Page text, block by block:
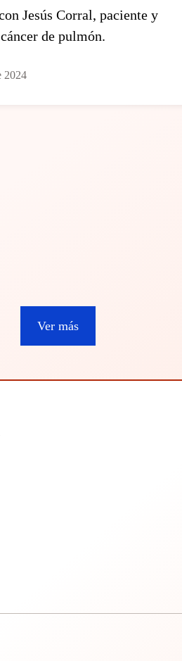
Jesús Corral, paciente y
de pulmón.
2024
Ver más